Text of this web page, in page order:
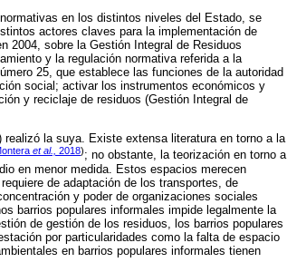
en los distintos niveles del Estado, se
actores claves para la implementación de
2004, sobre la Gestión Integral de Residuos
y la regulación normativa referida a la
25, que establece las funciones de la autoridad
social; activar los instrumentos económicos y
y reciclaje de residuos (Gestión Integral de
la suya. Existe extensa literatura en torno a la
et al., 2018); no obstante, la teorización en torno a
en menor medida. Estos espacios merecen
de adaptación de los transportes, de
y poder de organizaciones sociales
barrios populares informales impide legalmente la
de gestión de los residuos, los barrios populares
por particularidades como la falta de espacio
en barrios populares informales tienen